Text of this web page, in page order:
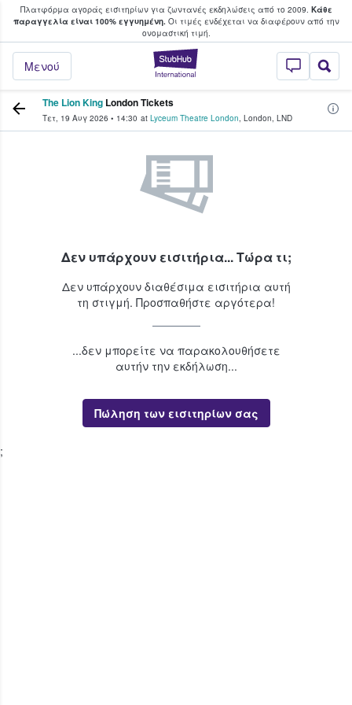
Πλατφόρμα αγοράς εισιτηρίων για ζωντανές εκδηλώσεις από το 2009. Κάθε
παραγγελία είναι 100% εγγυημένη.Οι τιμές ενδέχεται να διαφέρουν από την
oνομαστική τιμή.
StubHub - Όπου
Μενού
φαν αγοράζουν και πουλούν
The Lion King London Tickets
Τετ, 19 Αυγ 2026 • 14:30 at Lyceum Theatre London, London, LND
Δεν υπάρχουν εισιτήρια... Τώρα τι;
Δεν υπάρχουν διαθέσιμα εισιτήρια αυτή
τη στιγμή. Προσπαθήστε αργότερα!
...δεν μπορείτε να παρακολουθήσετε
αυτήν την εκδήλωση...
Πώληση των εισιτηρίων σας
;